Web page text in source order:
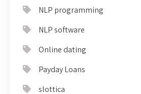
NLP programming
NLP software
Online dating
Payday Loans
slottica